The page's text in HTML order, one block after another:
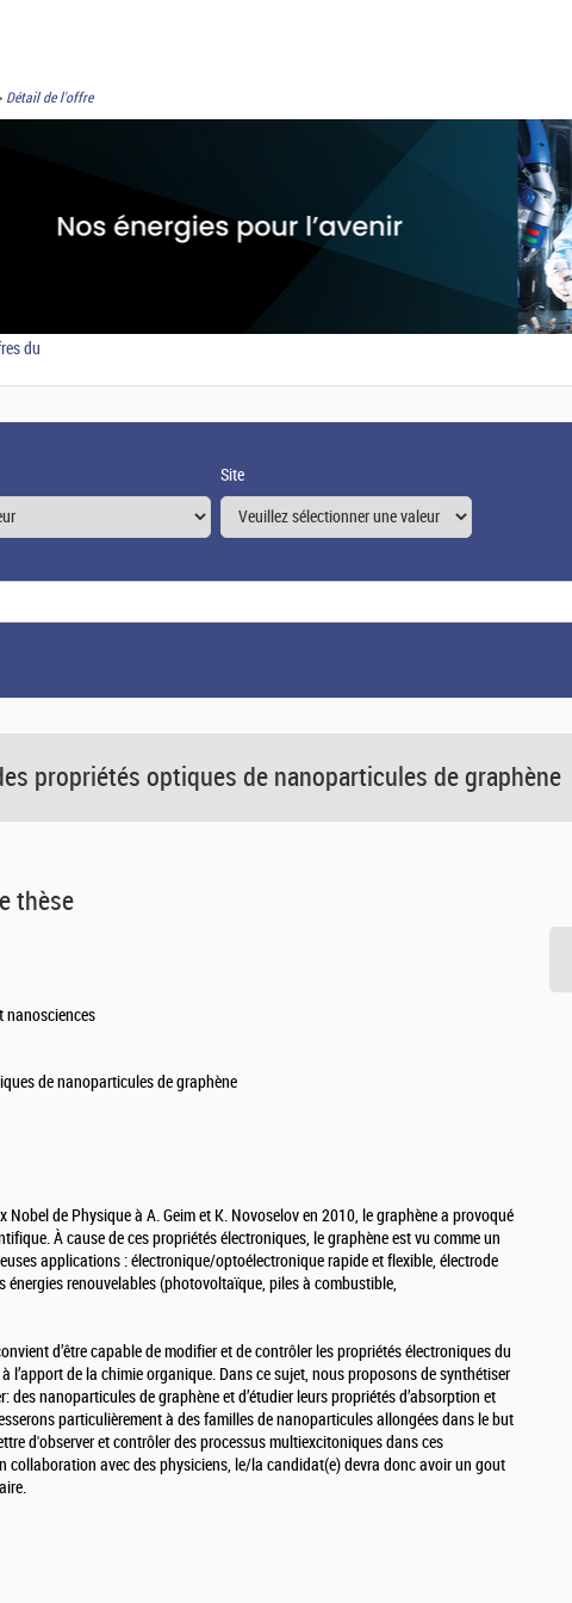
Détail de l'offre
du
Site
propriétés optiques de nanoparticules de graphène
thèse
nanosciences
de nanoparticules de graphène
Nobel de Physique à A. Geim et K. Novoselov en 2010, le graphène a provoqué
À cause de ces propriétés électroniques, le graphène est vu comme un
applications : électronique/optoélectronique rapide et flexible, électrode
renouvelables (photovoltaïque, piles à combustible,
d’être capable de modifier et de contrôler les propriétés électroniques du
l’apport de la chimie organique. Dans ce sujet, nous proposons de synthétiser
nanoparticules de graphène et d’étudier leurs propriétés d’absorption et
particulièrement à des familles de nanoparticules allongées dans le but
d'observer et contrôler des processus multiexcitoniques dans ces
collaboration avec des physiciens, le/la candidat(e) devra donc avoir un gout